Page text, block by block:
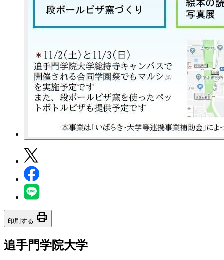
印刷する print
追手門学院大学